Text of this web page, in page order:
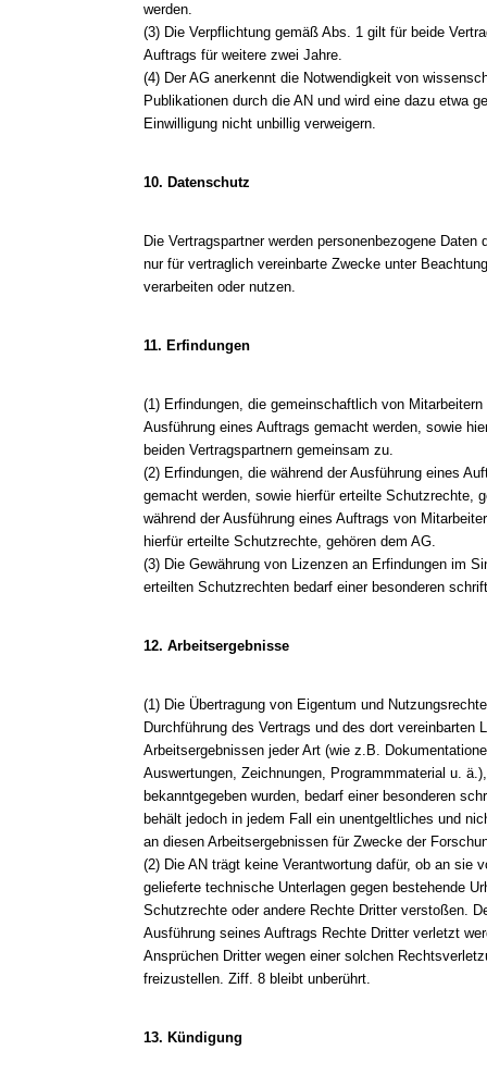
werden.
(3) Die Verpflichtung gemäß Abs. 1 gilt für beide
Auftrags für weitere zwei Jahre.
(4) Der AG anerkennt die Notwendigkeit von
Publikationen durch die AN und wird eine dazu etwa
Einwilligung nicht unbillig verweigern.
10. Datenschutz
Die Vertragspartner werden personenbezogene
nur für vertraglich vereinbarte Zwecke unter
verarbeiten oder nutzen.
11. Erfindungen
(1) Erfindungen, die gemeinschaftlich von
Ausführung eines Auftrags gemacht werden, sowie
beiden Vertragspartnern gemeinsam zu.
(2) Erfindungen, die während der Ausführung eines
gemacht werden, sowie hierfür erteilte Schutzrechte,
während der Ausführung eines Auftrags von
hierfür erteilte Schutzrechte, gehören dem AG.
(3) Die Gewährung von Lizenzen an Erfindungen im
erteilten Schutzrechten bedarf einer besonderen
12. Arbeitsergebnisse
(1) Die Übertragung von Eigentum und
Durchführung des Vertrags und des dort vereinbarten
Arbeitsergebnissen jeder Art (wie z.B.
Auswertungen, Zeichnungen, Programmmaterial u.
bekanntgegeben wurden, bedarf einer besonderen
behält jedoch in jedem Fall ein unentgeltliches und
an diesen Arbeitsergebnissen für Zwecke der
(2) Die AN trägt keine Verantwortung dafür, ob an sie
gelieferte technische Unterlagen gegen bestehende
Schutzrechte oder andere Rechte Dritter verstoßen.
Ausführung seines Auftrags Rechte Dritter verletzt
Ansprüchen Dritter wegen einer solchen
freizustellen. Ziff. 8 bleibt unberührt.
13. Kündigung